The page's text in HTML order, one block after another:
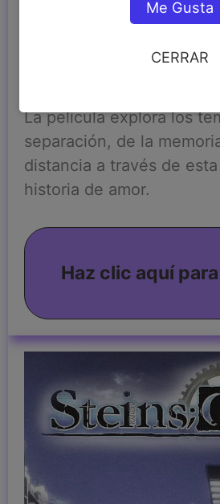
de la historia, la distancia
entre los dos permanece
La película explora los
separación, de la
distancia a través de
historia de amor.
Haz clic aquí
Me Gusta
CERRAR